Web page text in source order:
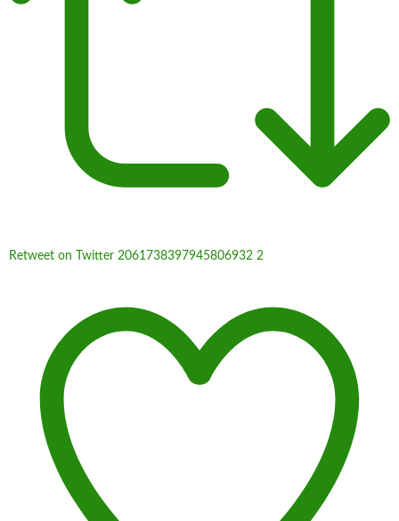
Retweet on Twitter 2061738397945806932 2